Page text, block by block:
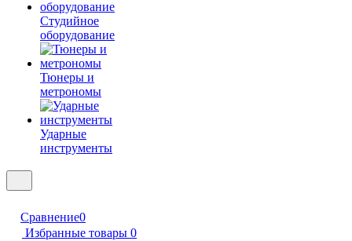
Студийное
оборудование
Тюнеры и
метрономы
Ударные
инструменты
Сравнение0
Избранные товары 0